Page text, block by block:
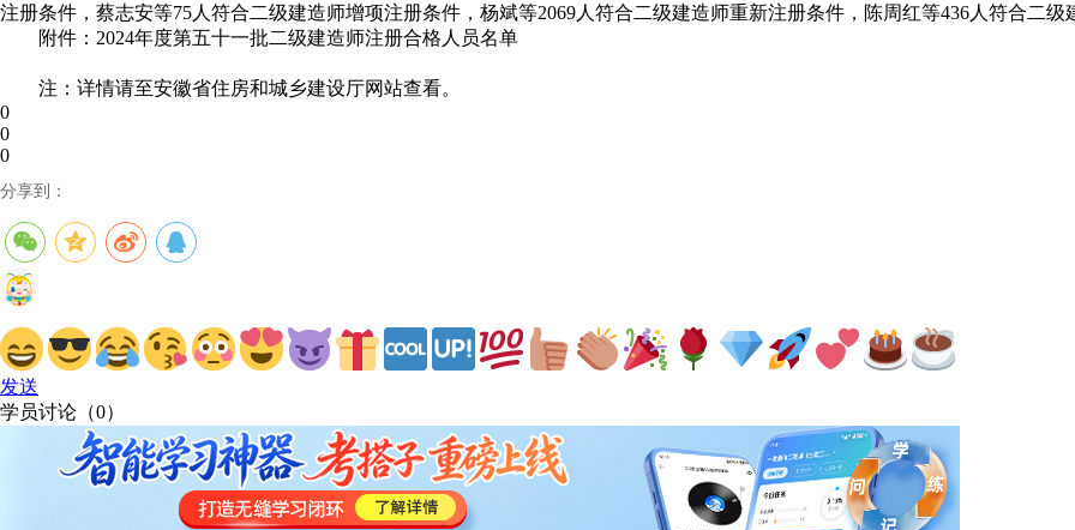
注册条件，蔡志安等75人符合二级建造师增项注册条件，杨斌等2069人符合二级建造师重新注册条件，陈周红等436人符合二
附件：2024年度第五十一批二级建造师注册合格人员名单
注：详情请至安徽省住房和城乡建设厅网站查看。
0
0
0
分享到：
发送
学员讨论（0）